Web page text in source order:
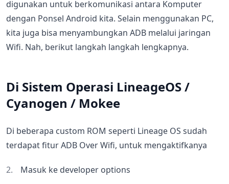
digunakan untuk berkomunikasi antara Komputer
dengan Ponsel Android kita. Selain menggunakan PC,
kita juga bisa menyambungkan ADB melalui jaringan
Wifi. Nah, berikut langkah langkah lengkapnya.
Di Sistem Operasi LineageOS /
Cyanogen / Mokee
Di beberapa custom ROM seperti Lineage OS sudah
terdapat fitur ADB Over Wifi, untuk mengaktifkanya
Masuk ke developer options